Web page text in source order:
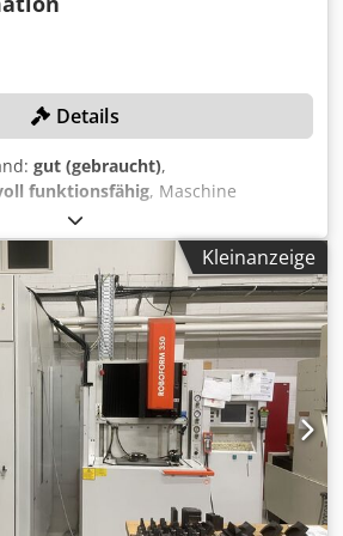
Details
gut (gebraucht),
funktionsfähig, Maschine
von 18.000 EUR überholt Optionale
8: vorhanden, siehe Bilder
vorhanden, siehe Video
Werkstück 1 x durch Elektrode, 2
1 x durch Werkstück Zentrales
über NC in allen Achsen
TECHNISCHE DETAILS Verfahrweg
mm Max man.
900 mm/min Gewicht der
Gewicht der Werkstücke: max. 40 kg
54/8 Elektroden: 54 Stück
70 x 70 x 200 Platten: 8 Stück
(4x) 320 x320 x 270 mm, (4x) 320 x
Kleinanzeige